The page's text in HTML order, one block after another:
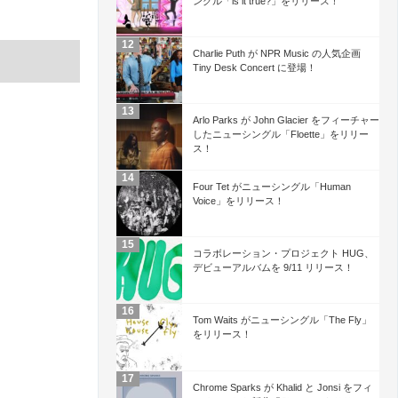
Charlie Puth が NPR Music の人気企画
Tiny Desk Concert に登場！
Arlo Parks が John Glacier をフィーチャー
したニューシングル「Floette」をリリー
ス！
Four Tet がニューシングル「Human
Voice」をリリース！
コラボレーション・プロジェクト HUG、
デビューアルバムを 9/11 リリース！
Tom Waits がニューシングル「The Fly」
をリリース！
Chrome Sparks が Khalid と Jonsi をフィ